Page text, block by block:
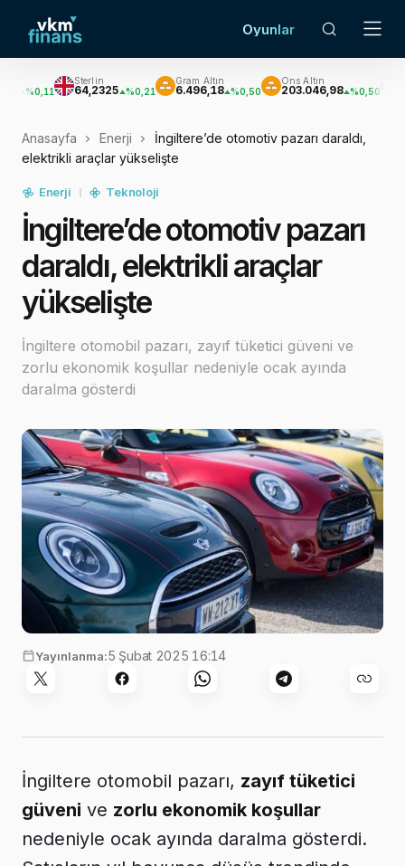
Oyunlar
64,2325 %0,21
Gram Altın
6.496,18 %0,50
Ons Altın
203.046,98 %0,50 2.934,70
Anasayfa Enerji
İngiltere’de otomotiv pazarı daraldı,
elektrikli araçlar yükselişte
Enerji Teknoloji
İngiltere’de otomotiv pazarı
daraldı, elektrikli araçlar
yükselişte
İngiltere otomobil pazarı, zayıf tüketici güveni ve
zorlu ekonomik koşullar nedeniyle ocak ayında
daralma gösterdi
Yayınlanma:5 Şubat 2025 16:14
İngiltere otomobil pazarı, zayıf tüketici
güveni ve zorlu ekonomik koşullar
nedeniyle ocak ayında daralma gösterdi.